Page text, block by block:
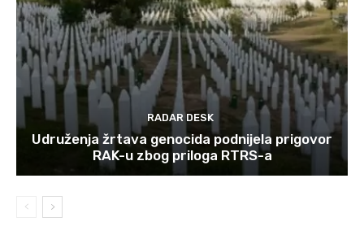
RADAR DESK
Udruženja žrtava genocida podnijela prigovor
RAK-u zbog priloga RTRS-a